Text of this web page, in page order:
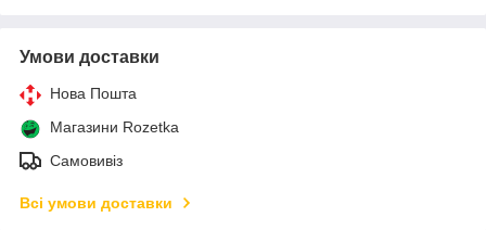
Умови доставки
Нова Пошта
Магазини Rozetka
Самовивіз
Всі умови доставки